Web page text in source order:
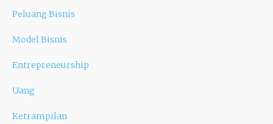
Peluang Bisnis
Model Bisnis
Entrepreneurship
Uang
Ketrampilan